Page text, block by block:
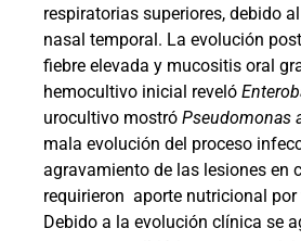
respiratorias superiores, debido
nasal temporal. La evolución
fiebre elevada y mucositis oral
hemocultivo inicial reveló
urocultivo mostró Pseudomonas
mala evolución del proceso
agravamiento de las lesiones en
requirieron aporte nutricional por
Debido a la evolución clínica se